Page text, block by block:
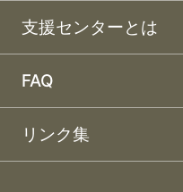
支援センターとは
FAQ
リンク集